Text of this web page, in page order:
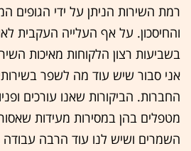
רמת השירות הניתן על ידי הגופים
והחיסכון. על אף העלייה העקבית
בשביעות רצון הלקוחות מאיכות
אני סבור שיש עוד מה לשפר
החברות. הביקורות שאנו עורכים
מטפלים בהן במסירות מעידות
השמרים ושיש לנו עוד הרבה